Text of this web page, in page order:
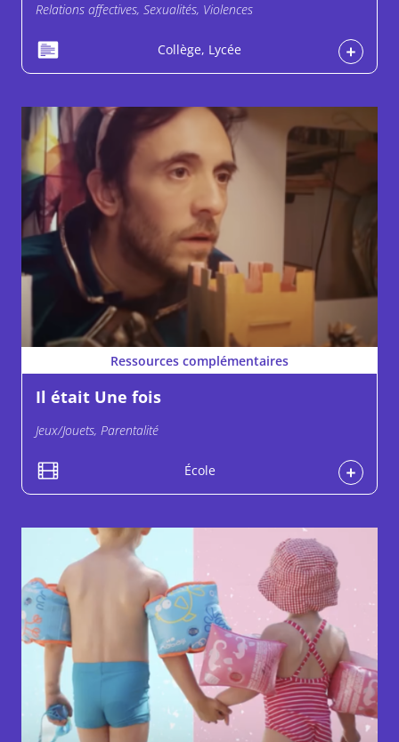
Relations affectives, Sexualités, Violences
Collège, Lycée
Ressources complémentaires
Il était Une fois
Jeux/Jouets, Parentalité
École